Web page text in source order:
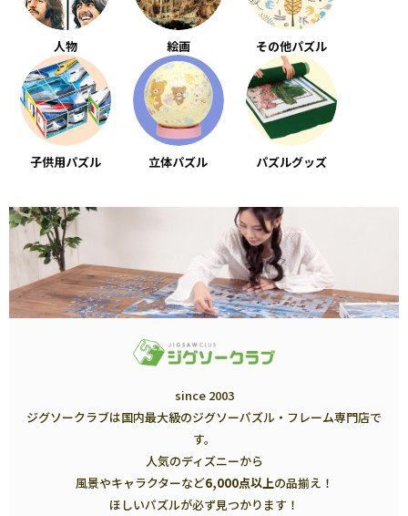
人物 絵画 その他パズル
子供用パズル 立体パズル パズルグッズ
since 2003
ジグソークラブは国内最大級のジグソーパズル・フレーム専門店で
す。
人気のディズニーから
風景やキャラクターなど6,000点以上の品揃え！
ほしいパズルが必ず見つかります！